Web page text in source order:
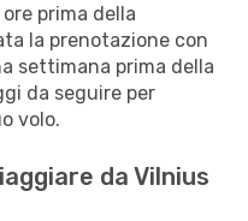
prima della
la prenotazione con
settimana prima della
da seguire per
volo.
da Vilnius